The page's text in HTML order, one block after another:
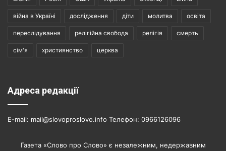
війна в Україні дослідження діти молитва освіта
переслідування релігійна свобода релігія смерть
сім'я християнство церква
Адреса редакції
E-mail: mail@slovoproslovo.info Телефон: 0966126096
Газета «Слово про Слово» є незалежним, недержавним